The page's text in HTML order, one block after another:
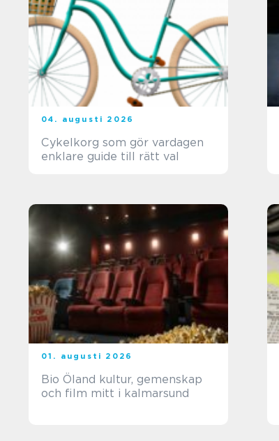
04. augusti 2026
Cykelkorg som gör vardagen
enklare guide till rätt val
01. augusti 2026
Bio Öland kultur, gemenskap
och film mitt i kalmarsund